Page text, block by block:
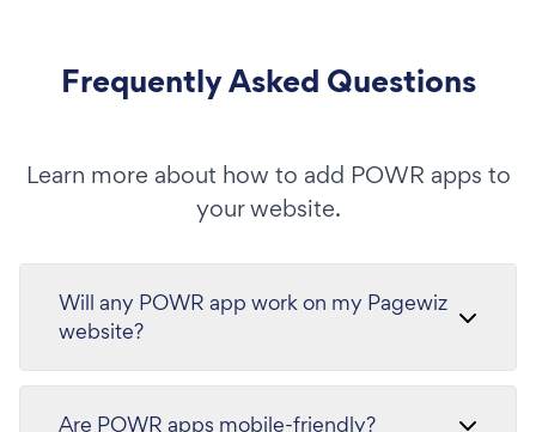
Frequently Asked Questions
Learn more about how to add POWR apps to
your website.
Will any POWR app work on my Pagewiz
website?
Are POWR apps mobile-friendly?